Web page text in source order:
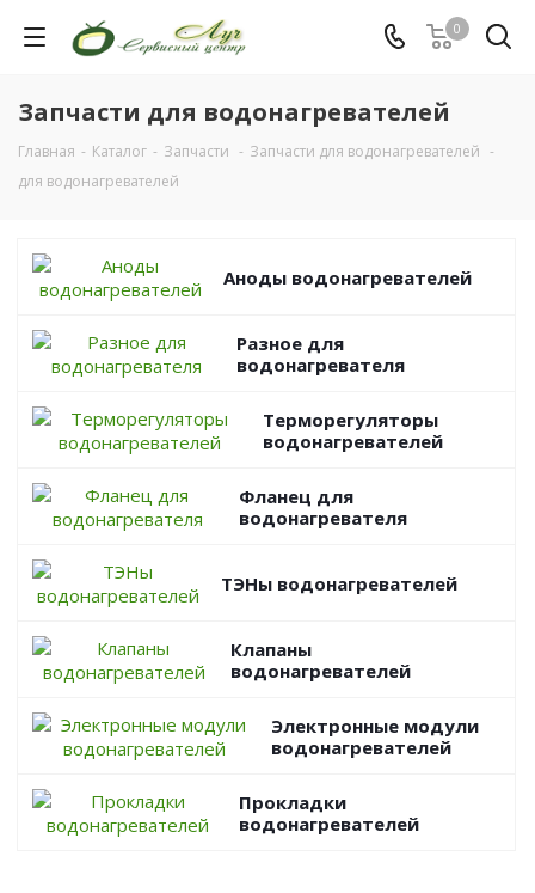
0
Запчасти для водонагревателей
Главная - Каталог - Запчасти - Запчасти для водонагревателей -
для водонагревателей
Аноды водонагревателей
Разное для
водонагревателя
Терморегуляторы
водонагревателей
Фланец для
водонагревателя
ТЭНы водонагревателей
Клапаны
водонагревателей
Электронные модули
водонагревателей
Прокладки
водонагревателей